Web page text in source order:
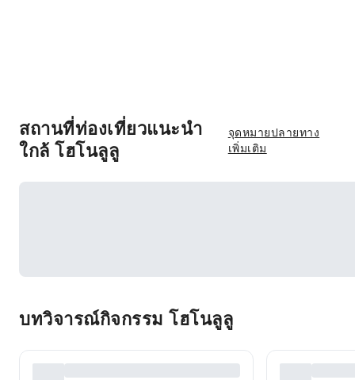
สถานที่ท่องเที่ยวแนะนำ
ใกล้ โฮโนลูลู
จุดหมายปลายทาง
เพิ่มเติม
บทวิจารณ์กิจกรรม โฮโนลูลู